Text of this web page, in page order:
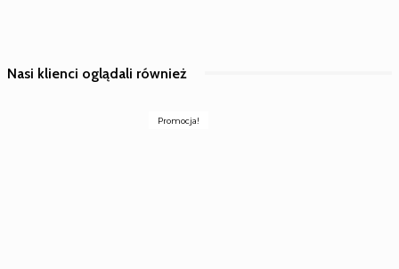
Nasi klienci oglądali również
Promocja!